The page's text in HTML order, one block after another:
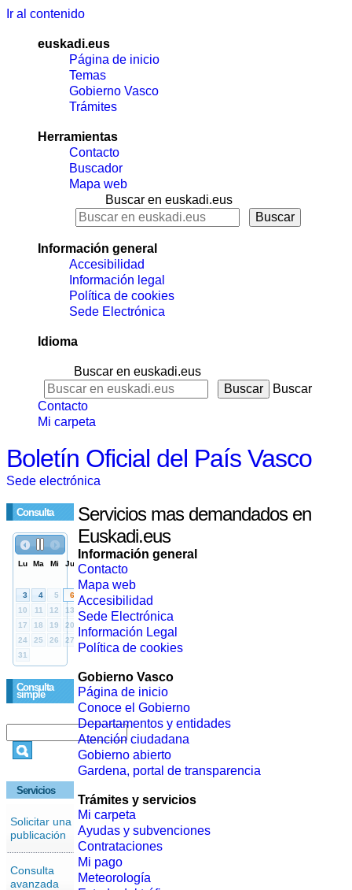
Ir al contenido
euskadi.eus
Página de inicio
Temas
Gobierno Vasco
Trámites
Herramientas
Contacto
Buscador
Mapa web
Buscar en euskadi.eus
Información general
Accesibilidad
Información legal
Política de cookies
Sede Electrónica
Idioma
Buscar en euskadi.eus
Buscar
Contacto
Mi carpeta
Boletín Oficial del País Vasco
Sede electrónica
Consulta
Consulta
simple
Servicios
Solicitar una
publicación
Consulta
avanzada
Servicios mas demandados en
Euskadi.eus
Información general
Contacto
Mapa web
Accesibilidad
Sede Electrónica
Información Legal
Política de cookies
Gobierno Vasco
Página de inicio
Conoce el Gobierno
Departamentos y entidades
Atención ciudadana
Gobierno abierto
Gardena, portal de transparencia
Trámites y servicios
Mi carpeta
Ayudas y subvenciones
Contrataciones
Mi pago
Meteorología